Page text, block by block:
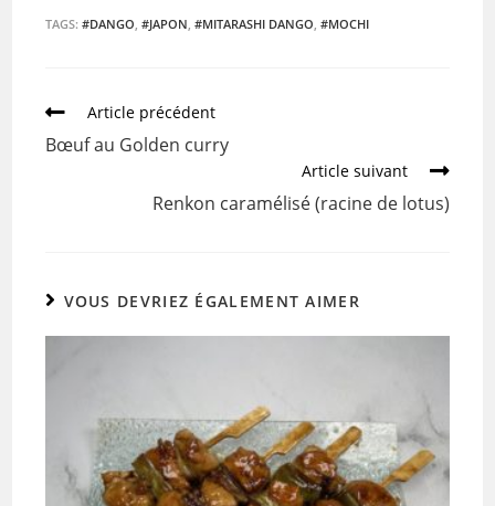
c
b
o
itt ai ta
TAGS:#DANGO, #JAPON, #MITARASHI DANGO, #MOCHI
Article précédent
Bœuf au Golden curry
Article suivant
Renkon caramélisé (racine de lotus)
VOUS DEVRIEZ ÉGALEMENT AIMER